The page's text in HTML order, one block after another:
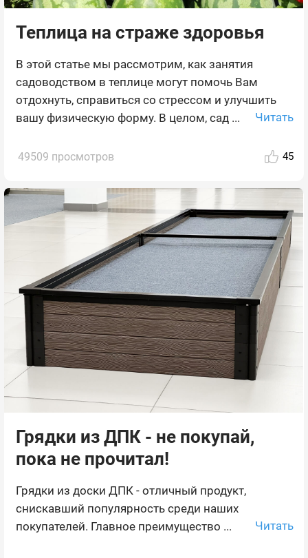
Теплица на страже здоровья
В этой статье мы рассмотрим, как занятия
садоводством в теплице могут помочь Вам
отдохнуть, справиться со стрессом и улучшить
вашу физическую форму. В целом, сад ...
Читать
49509 просмотров 45
Грядки из ДПК - не покупай,
пока не прочитал!
Грядки из доски ДПК - отличный продукт,
снискавший популярность среди наших
покупателей. Главное преимущество ...
Читать